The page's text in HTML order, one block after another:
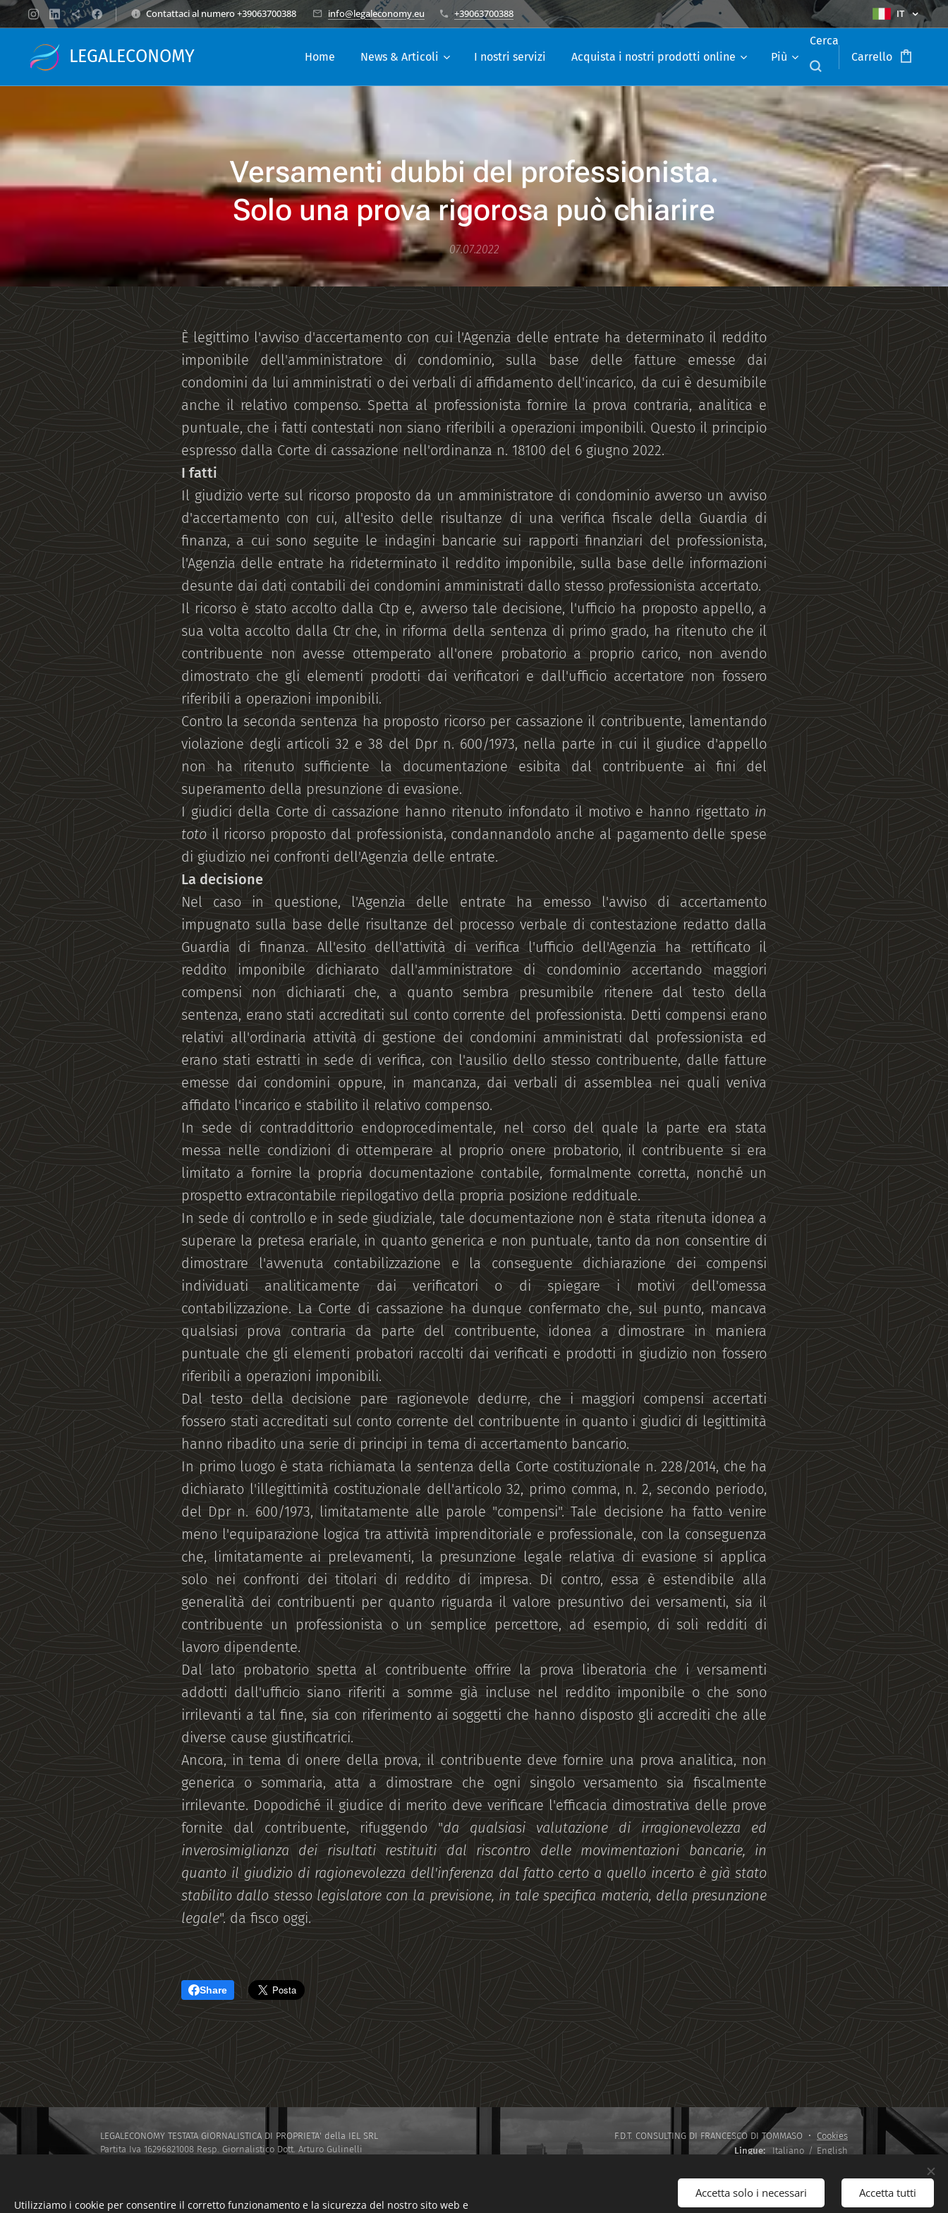
Contattaci al numero +39063700388 info@legaleconomy.eu +39063700388 IT
LEGALECONOMY Home News & Articoli I nostri servizi Acquista i nostri prodotti online Più
Cerca
Carrello
Versamenti dubbi del professionista.
Solo una prova rigorosa può chiarire
07.07.2022
È legittimo l'avviso d'accertamento con cui l'Agenzia delle entrate ha determinato il reddito
imponibile dell'amministratore di condominio, sulla base delle fatture emesse dai
condomini da lui amministrati o dei verbali di affidamento dell'incarico, da cui è desumibile
anche il relativo compenso. Spetta al professionista fornire la prova contraria, analitica e
puntuale, che i fatti contestati non siano riferibili a operazioni imponibili. Questo il principio
espresso dalla Corte di cassazione nell'ordinanza n. 18100 del 6 giugno 2022.
I fatti
Il giudizio verte sul ricorso proposto da un amministratore di condominio avverso un avviso
d'accertamento con cui, all'esito delle risultanze di una verifica fiscale della Guardia di
finanza, a cui sono seguite le indagini bancarie sui rapporti finanziari del professionista,
l'Agenzia delle entrate ha rideterminato il reddito imponibile, sulla base delle informazioni
desunte dai dati contabili dei condomini amministrati dallo stesso professionista accertato.
Il ricorso è stato accolto dalla Ctp e, avverso tale decisione, l'ufficio ha proposto appello, a
sua volta accolto dalla Ctr che, in riforma della sentenza di primo grado, ha ritenuto che il
contribuente non avesse ottemperato all'onere probatorio a proprio carico, non avendo
dimostrato che gli elementi prodotti dai verificatori e dall'ufficio accertatore non fossero
riferibili a operazioni imponibili.
Contro la seconda sentenza ha proposto ricorso per cassazione il contribuente, lamentando
violazione degli articoli 32 e 38 del Dpr n. 600/1973, nella parte in cui il giudice d'appello
non ha ritenuto sufficiente la documentazione esibita dal contribuente ai fini del
superamento della presunzione di evasione.
I giudici della Corte di cassazione hanno ritenuto infondato il motivo e hanno rigettato in
totoil ricorso proposto dal professionista, condannandolo anche al pagamento delle spese
di giudizio nei confronti dell'Agenzia delle entrate.
La decisione
Nel caso in questione, l'Agenzia delle entrate ha emesso l'avviso di accertamento
impugnato sulla base delle risultanze del processo verbale di contestazione redatto dalla
Guardia di finanza. All'esito dell'attività di verifica l'ufficio dell'Agenzia ha rettificato il
reddito imponibile dichiarato dall'amministratore di condominio accertando maggiori
compensi non dichiarati che, a quanto sembra presumibile ritenere dal testo della
sentenza, erano stati accreditati sul conto corrente del professionista. Detti compensi erano
relativi all'ordinaria attività di gestione dei condomini amministrati dal professionista ed
erano stati estratti in sede di verifica, con l'ausilio dello stesso contribuente, dalle fatture
emesse dai condomini oppure, in mancanza, dai verbali di assemblea nei quali veniva
affidato l'incarico e stabilito il relativo compenso.
In sede di contraddittorio endoprocedimentale, nel corso del quale la parte era stata
messa nelle condizioni di ottemperare al proprio onere probatorio, il contribuente si era
limitato a fornire la propria documentazione contabile, formalmente corretta, nonché un
prospetto extracontabile riepilogativo della propria posizione reddituale.
In sede di controllo e in sede giudiziale, tale documentazione non è stata ritenuta idonea a
superare la pretesa erariale, in quanto generica e non puntuale, tanto da non consentire di
dimostrare l'avvenuta contabilizzazione e la conseguente dichiarazione dei compensi
individuati analiticamente dai verificatori o di spiegare i motivi dell'omessa
contabilizzazione. La Corte di cassazione ha dunque confermato che, sul punto, mancava
qualsiasi prova contraria da parte del contribuente, idonea a dimostrare in maniera
puntuale che gli elementi probatori raccolti dai verificati e prodotti in giudizio non fossero
riferibili a operazioni imponibili.
Dal testo della decisione pare ragionevole dedurre, che i maggiori compensi accertati
fossero stati accreditati sul conto corrente del contribuente in quanto i giudici di legittimità
hanno ribadito una serie di principi in tema di accertamento bancario.
In primo luogo è stata richiamata la sentenza della Corte costituzionale n. 228/2014, che ha
dichiarato l'illegittimità costituzionale dell'articolo 32, primo comma, n. 2, secondo periodo,
del Dpr n. 600/1973, limitatamente alle parole "compensi". Tale decisione ha fatto venire
meno l'equiparazione logica tra attività imprenditoriale e professionale, con la conseguenza
che, limitatamente ai prelevamenti, la presunzione legale relativa di evasione si applica
solo nei confronti dei titolari di reddito di impresa. Di contro, essa è estendibile alla
generalità dei contribuenti per quanto riguarda il valore presuntivo dei versamenti, sia il
contribuente un professionista o un semplice percettore, ad esempio, di soli redditi di
lavoro dipendente.
Dal lato probatorio spetta al contribuente offrire la prova liberatoria che i versamenti
addotti dall'ufficio siano riferiti a somme già incluse nel reddito imponibile o che sono
irrilevanti a tal fine, sia con riferimento ai soggetti che hanno disposto gli accrediti che alle
diverse cause giustificatrici.
Ancora, in tema di onere della prova, il contribuente deve fornire una prova analitica, non
generica o sommaria, atta a dimostrare che ogni singolo versamento sia fiscalmente
irrilevante. Dopodiché il giudice di merito deve verificare l'efficacia dimostrativa delle prove
fornite dal contribuente, rifuggendo "da qualsiasi valutazione di irragionevolezza ed
inverosimiglianza dei risultati restituiti dal riscontro delle movimentazioni bancarie, in
quanto il giudizio di ragionevolezza dell'inferenza dal fatto certo a quello incerto è già stato
stabilito dallo stesso legislatore con la previsione, in tale specifica materia, della presunzione
legale". da fisco oggi.
Share
LEGALECONOMY TESTATA GIORNALISTICA DI PROPRIETA' della IEL SRL
Partita Iva 16296821008 Resp. Giornalistico Dott. Arturo Gulinelli
I.E.L. SRL SOCIETÀ di Capitali ISCRITTA PRESSO LA CAMERA DI COMMERCIO DI ROMA SOCIETA' A RESPONSABILITA' LIMITATA
F.D.T. CONSULTING DI FRANCESCO DI TOMMASO
Cookies
Lingue
Italiano English
Utilizziamo i cookie per consentire il corretto funzionamento e la sicurezza del nostro sito web e
Accetta solo i necessari Accetta tutti